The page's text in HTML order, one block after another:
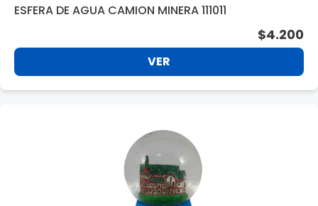
ESFERA DE AGUA CAMION MINERA 111011
$4.200
VER